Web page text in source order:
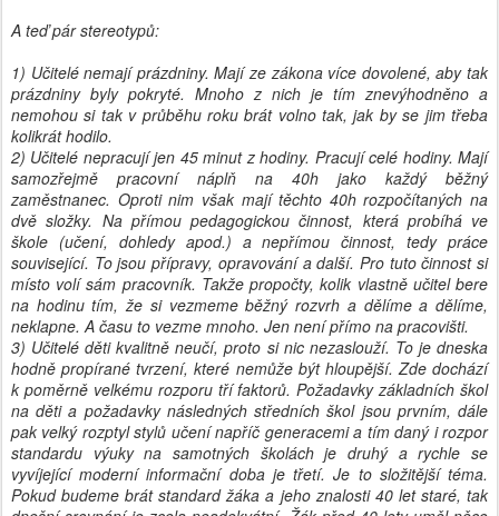
A teď pár stereotypů:
1) Učitelé nemají prázdniny. Mají ze zákona více dovolené, aby tak
prázdniny byly pokryté. Mnoho z nich je tím znevýhodněno a
nemohou si tak v průběhu roku brát volno tak, jak by se jim třeba
kolikrát hodilo.
2) Učitelé nepracují jen 45 minut z hodiny. Pracují celé hodiny. Mají
samozřejmě pracovní náplň na 40h jako každý běžný
zaměstnanec. Oproti nim však mají těchto 40h rozpočítaných na
dvě složky. Na přímou pedagogickou činnost, která probíhá ve
škole (učení, dohledy apod.) a nepřímou činnost, tedy práce
související. To jsou přípravy, opravování a další. Pro tuto činnost si
místo volí sám pracovník. Takže propočty, kolik vlastně učitel bere
na hodinu tím, že si vezmeme běžný rozvrh a dělíme a dělíme,
neklapne. A času to vezme mnoho. Jen není přímo na pracovišti.
3) Učitelé děti kvalitně neučí, proto si nic nezaslouží. To je dneska
hodně propírané tvrzení, které nemůže být hloupější. Zde dochází
k poměrně velkému rozporu tří faktorů. Požadavky základních škol
na děti a požadavky následných středních škol jsou prvním, dále
pak velký rozptyl stylů učení napříč generacemi a tím daný i rozpor
standardu výuky na samotných školách je druhý a rychle se
vyvíjející moderní informační doba je třetí. Je to složitější téma.
Pokud budeme brát standard žáka a jeho znalosti 40 let staré, tak